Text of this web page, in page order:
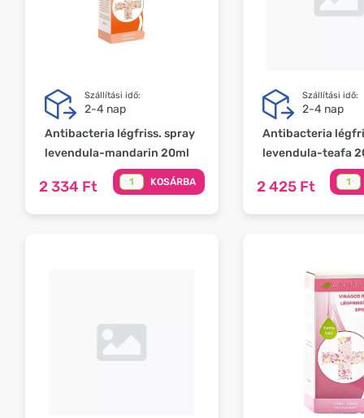
Szállítási idő:
2-4 nap
Antibacteria légfriss. spray
levendula-mandarin 20ml
2 334 Ft KOSÁRBA
Szállítási idő:
2-4 nap
Antibacteria
levendula-teafa
2 425 Ft